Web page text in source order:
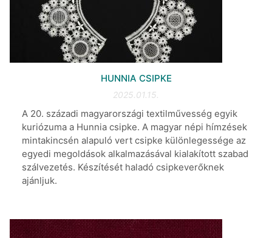
HUNNIA CSIPKE
2025.01.15.
A 20. századi magyarországi textilművesség egyik
kuriózuma a Hunnia csipke. A magyar népi hímzések
mintakincsén alapuló vert csipke különlegessége az
egyedi megoldások alkalmazásával kialakított szabad
szálvezetés. Készítését haladó csipkeverőknek
ajánljuk.